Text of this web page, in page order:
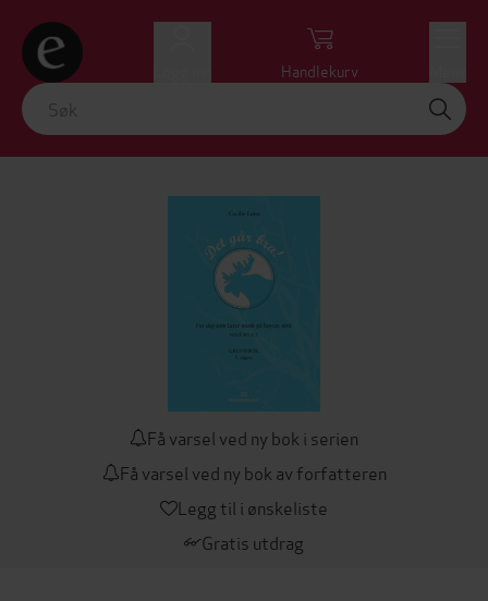
Handlekurv
Få varsel ved ny bok i serien
Få varsel ved ny bok av forfatteren
Legg til i ønskeliste
Gratis utdrag